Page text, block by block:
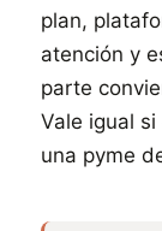
plan,
atención y
parte
Vale igual
una pyme